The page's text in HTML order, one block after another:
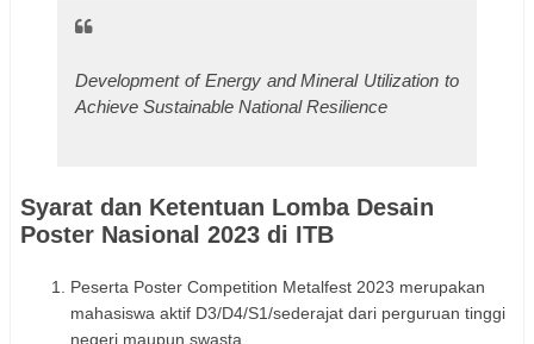
Development of Energy and Mineral Utilization to
Achieve Sustainable National Resilience
Syarat dan Ketentuan Lomba Desain
Poster Nasional 2023 di ITB
Peserta Poster Competition Metalfest 2023 merupakan
mahasiswa aktif D3/D4/S1/sederajat dari perguruan tinggi
negeri maupun swasta.